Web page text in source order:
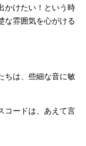
かけたい！という時
な雰囲気を心がける
ちは、些細な音に敏
コードは、あえて言